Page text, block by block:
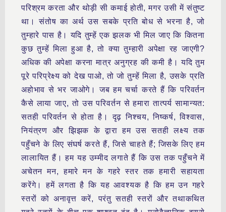
परिश्रम करता और थोड़ी सी कमाई होती, मगर उसी में संतुष्ट
था। संतोष का अर्थ उस सबके प्रति बोध से भरना है, जो
तुम्हारे पास है। यदि तुम्हें एक झलक भी मिल जाए कि कितना
कुछ तुम्हें मिला हुआ है, तो क्या तुम्हारी अपेक्षा रह जाएगी?
अधिक की अपेक्षा करना मात्र अनुग्रह की कमी है। यदि तुम
पूरे परिप्रेक्ष्य को देख पाओ, तो जो तुम्हें मिला है, उसके प्रति
अहोभाव से भर जाओगे। जब हम चर्चा करते हैं कि परिवर्तन
कैसे लाया जाए, तो उस परिवर्तन से हमारा तात्पर्य सामान्यत:
सतही परिवर्तन से होता है। दृढ़ निश्चय, निष्कर्ष, विश्वास,
नियंत्रण और झिझक के द्वारा हम उस सतही लक्ष्य तक
पहुँचने के लिए संघर्ष करते हैं, जिसे चाहते हैं; जिसके लिए हम
लालायित हैं। हम यह उम्मीद लगाते हैं कि उस तक पहुँचने में
अचेतन मन, हमारे मन के गहरे स्तर तक हमारी सहायता
करेंगे। हमें लगता है कि यह आवश्यक है कि हम उन गहरे
स्तरों को अनावृत्त करें, परंतु सतही स्तरों और तथाकथित